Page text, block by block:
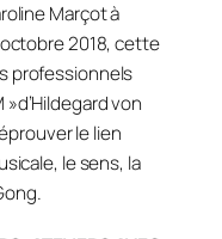
Marçot à
octobre 2018, cette
professionnels
»d’Hildegard von
le lien
le sens, la